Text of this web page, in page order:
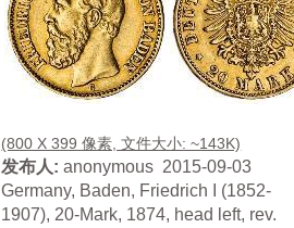
(800 X 399 像素, 文件大小: ~143K)
发布人: anonymous 2015-09-03
Germany, Baden, Friedrich I (1852-
1907), 20-Mark, 1874, head left, rev.